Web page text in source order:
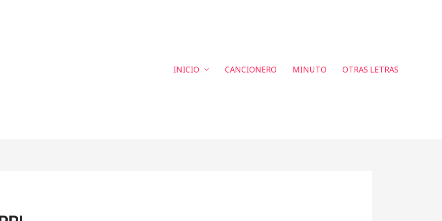
INICIO CANCIONERO MINUTO OTRAS LETRAS